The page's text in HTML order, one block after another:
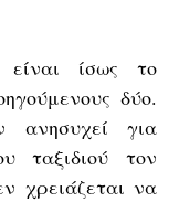
ίσως το
δύο.
ανησυχεί για
ταξιδιού τον
χρειάζεται να